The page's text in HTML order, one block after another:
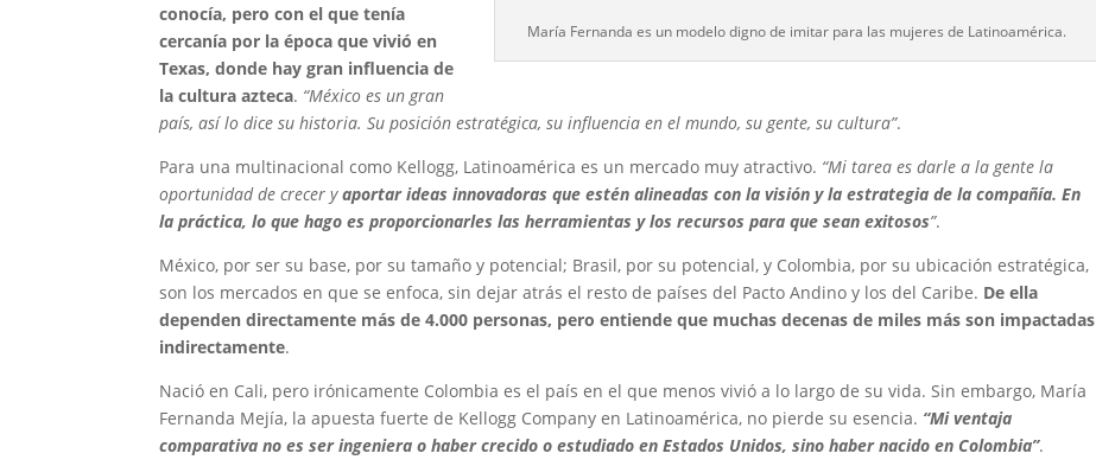
María Fernanda es un modelo digno de imitar para las mujeres de Latinoamérica.
conocía, pero con el que tenía
cercanía por la época que vivió en
Texas, donde hay gran influencia de
la cultura azteca. “México es un gran
país, así lo dice su historia. Su posición estratégica, su influencia en el mundo, su gente, su cultura”.
Para una multinacional como Kellogg, Latinoamérica es un mercado muy atractivo. “Mi tarea es darle a la gente la
oportunidad de crecer yaportar ideas innovadoras que estén alineadas con la visión y la estrategia de la compañía. En
la práctica, lo que hago es proporcionarles las herramientas y los recursos para que sean exitosos”.
México, por ser su base, por su tamaño y potencial; Brasil, por su potencial, y Colombia, por su ubicación estratégica,
son los mercados en que se enfoca, sin dejar atrás el resto de países del Pacto Andino y los del Caribe. De ella
dependen directamente más de 4.000 personas, pero entiende que muchas decenas de miles más son impactadas
indirectamente.
Nació en Cali, pero irónicamente Colombia es el país en el que menos vivió a lo largo de su vida. Sin embargo, María
Fernanda Mejía, la apuesta fuerte de Kellogg Company en Latinoamérica, no pierde su esencia. “Mi ventaja
comparativa no es ser ingeniera o haber crecido o estudiado en Estados Unidos, sino haber nacido en Colombia”.